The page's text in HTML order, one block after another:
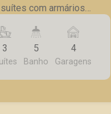
1 master com
e banheira; - Sala para 2
de TV; - Cozinha
com prateleiras;
com churrasqueira; -
3 5
Banho
4
Garagens